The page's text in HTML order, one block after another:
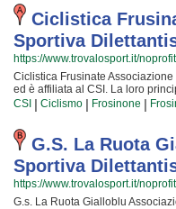
Ciclistica
Sportiva
https://www.trovalosport.it/
Ciclistica Frusinate
ed è affiliata al CSI. La loro
di ciclismo e metterli alla prova
organizzano insieme al CSI! Il
divertimento! Certo, non tutti
campioni ma è certezza che
coltivare le proprie passioni! Gli
ed hanno alle loro spalle anni
loro non c'è cosa che dia più
di atleti e mettere a disposizione
trucchetti imparati in una vita di
CSI | Ciclismo | Frosinone |
G.s. La Ruota
Sportiva
https://www.trovalosport.it/
G.s. La Ruota Gialloblu